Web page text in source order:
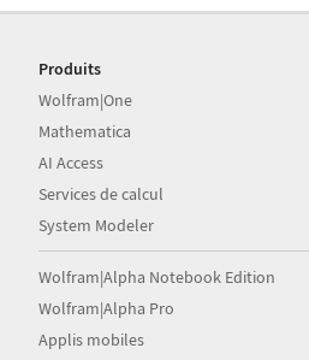
Produits
Wolfram|One
Mathematica
AI Access
Services de calcul
System Modeler
Wolfram|Alpha Notebook Edition
Wolfram|Alpha Pro
Applis mobiles